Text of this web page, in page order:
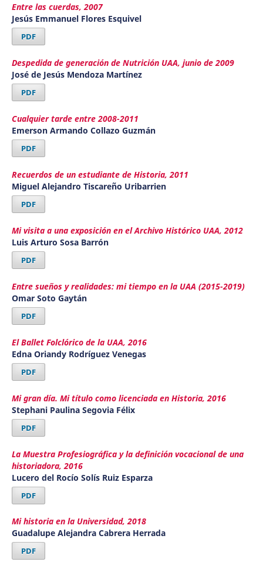
Entre las cuerdas, 2007
Jesús Emmanuel Flores Esquivel
PDF
Despedida de generación de Nutrición UAA, junio de 2009
José de Jesús Mendoza Martínez
PDF
Cualquier tarde entre 2008-2011
Emerson Armando Collazo Guzmán
PDF
Recuerdos de un estudiante de Historia, 2011
Miguel Alejandro Tiscareño Uribarrien
PDF
Mi visita a una exposición en el Archivo Histórico UAA, 2012
Luis Arturo Sosa Barrón
PDF
Entre sueños y realidades: mi tiempo en la UAA (2015-2019)
Omar Soto Gaytán
PDF
El Ballet Folclórico de la UAA, 2016
Edna Oriandy Rodríguez Venegas
PDF
Mi gran día. Mi título como licenciada en Historia, 2016
Stephani Paulina Segovia Félix
PDF
La Muestra Profesiográfica y la definición vocacional de una
historiadora, 2016
Lucero del Rocío Solís Ruiz Esparza
PDF
Mi historia en la Universidad, 2018
Guadalupe Alejandra Cabrera Herrada
PDF